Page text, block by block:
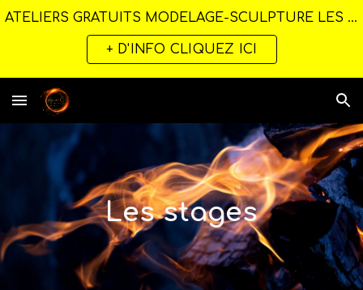
ATELIERS GRATUITS MODELAGE-SCULPTURE LES MARDIS - MERCREDIS - JUILLET ET AOUT DE 14H00 A 18H00
+ D'INFO CLIQUEZ ICI
Les stages